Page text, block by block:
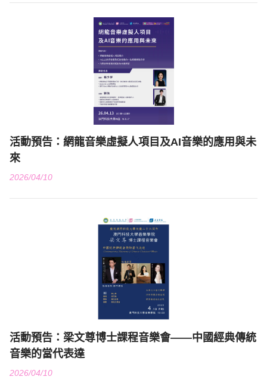
活動預告：網龍音樂虛擬人項目及AI音樂的應用與未
來
2026/04/10
活動預告：梁文尊博士課程音樂會——中國經典傳統
音樂的當代表達
2026/04/10